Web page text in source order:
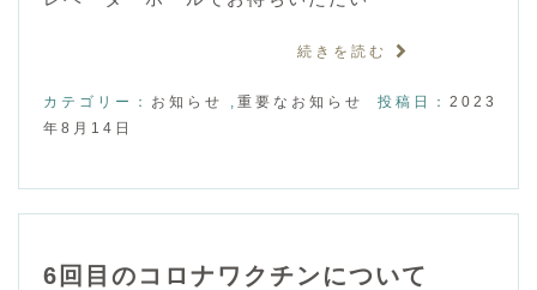
続きを読む
カテゴリー： お知らせ , 重要なお知らせ 投稿日： 2023
年8月14日
6回目のコロナワクチンについて